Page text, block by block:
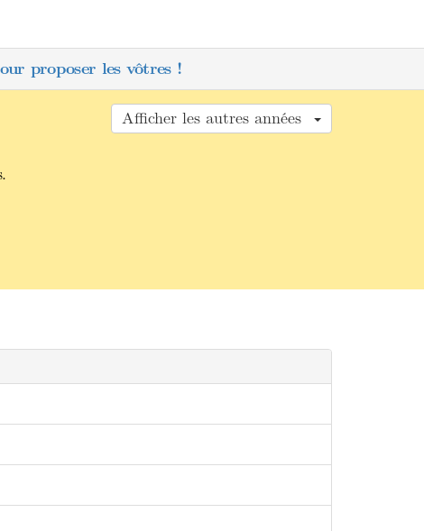
proposer les vôtres !
Afficher les autres années